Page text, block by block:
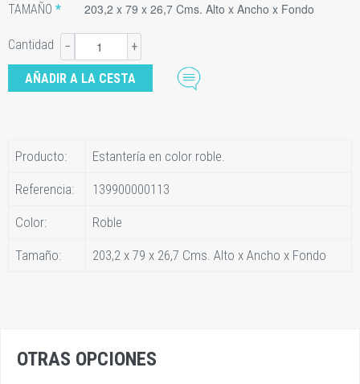
TAMAÑO 203,2 x 79 x 26,7 Cms. Alto x Ancho x Fondo
Cantidad − +
Producto: Estantería en color roble.
Referencia: 139900000113
Color: Roble
Tamaño: 203,2 x 79 x 26,7 Cms. Alto x Ancho x Fondo
OTRAS OPCIONES